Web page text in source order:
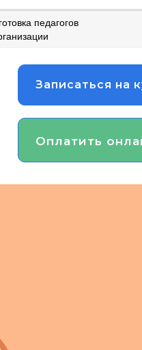
педагогов
Записаться на
Оплатить